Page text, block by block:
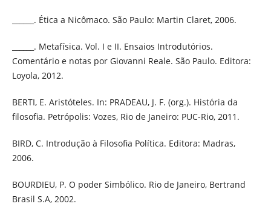
______. Ética a Nicômaco. São Paulo: Martin Claret, 2006.
______. Metafísica. Vol. I e II. Ensaios Introdutórios.
Comentário e notas por Giovanni Reale. São Paulo. Editora:
Loyola, 2012.
BERTI, E. Aristóteles. In: PRADEAU, J. F. (org.). História da
filosofia. Petrópolis: Vozes, Rio de Janeiro: PUC-Rio, 2011.
BIRD, C. Introdução à Filosofia Política. Editora: Madras,
2006.
BOURDIEU, P. O poder Simbólico. Rio de Janeiro, Bertrand
Brasil S.A, 2002.